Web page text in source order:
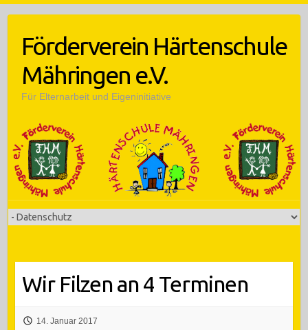
contentFörderverein Härtenschule
Mähringen e.V.
Für Elternarbeit und Eigeninitiative
Wir Filzen an 4 Terminen
14. Januar 2017